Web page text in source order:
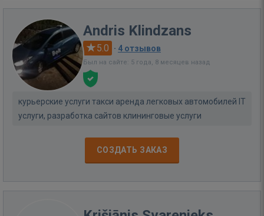
Andris Klindzans
5.0 · 4 отзывов
Был на сайте: 5 года, 8 месяцев назад
курьерские услуги такси аренда легковых автомобилей IT
услуги, разработка сайтов клининговые услуги
СОЗДАТЬ ЗАКАЗ